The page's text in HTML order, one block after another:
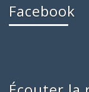
Facebook